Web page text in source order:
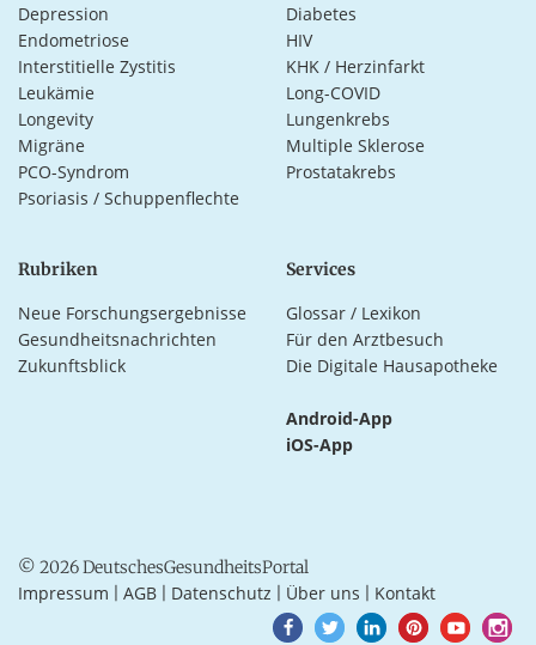
Depression
Diabetes
Endometriose
HIV
Interstitielle Zystitis
KHK / Herzinfarkt
Leukämie
Long-COVID
Longevity
Lungenkrebs
Migräne
Multiple Sklerose
PCO-Syndrom
Prostatakrebs
Psoriasis / Schuppenflechte
Rubriken
Neue Forschungsergebnisse
Gesundheitsnachrichten
Zukunftsblick
Services
Glossar / Lexikon
Für den Arztbesuch
Die Digitale Hausapotheke
Android-App
iOS-App
© 2026 DeutschesGesundheitsPortal
Impressum AGB Datenschutz Über uns Kontakt